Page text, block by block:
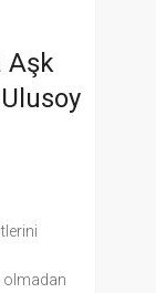
Aşk
olmadan